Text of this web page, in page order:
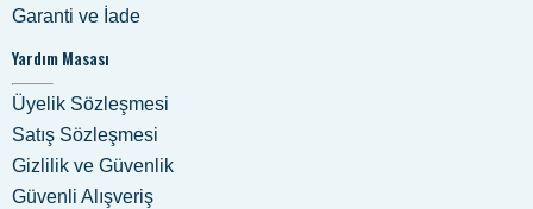
Garanti ve İade
Yardım Masası
Üyelik Sözleşmesi
Satış Sözleşmesi
Gizlilik ve Güvenlik
Güvenli Alışveriş